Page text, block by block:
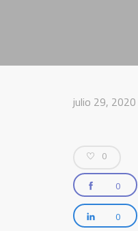
julio 29, 2020
0
0
0